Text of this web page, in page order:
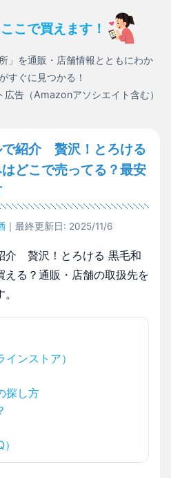
こで買えます！
」を通販・店舗情報とともにわか
すぐに見つかる！
告（Amazonアソシエイト含む）
で紹介 贅沢！とろける
どこで売ってる？最安
｜最終更新日: 2025/11/6
介 贅沢！とろける 黒毛和
える？通販・店舗の取扱先を
ンストア）
探し方